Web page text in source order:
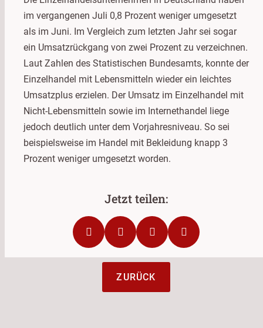
im vergangenen Juli 0,8 Prozent weniger umgesetzt
als im Juni. Im Vergleich zum letzten Jahr sei sogar
ein Umsatzrückgang von zwei Prozent zu verzeichnen.
Laut Zahlen des Statistischen Bundesamts, konnte der
Einzelhandel mit Lebensmitteln wieder ein leichtes
Umsatzplus erzielen. Der Umsatz im Einzelhandel mit
Nicht-Lebensmitteln sowie im Internethandel liege
jedoch deutlich unter dem Vorjahresniveau. So sei
beispielsweise im Handel mit Bekleidung knapp 3
Prozent weniger umgesetzt worden.
ZURÜCK